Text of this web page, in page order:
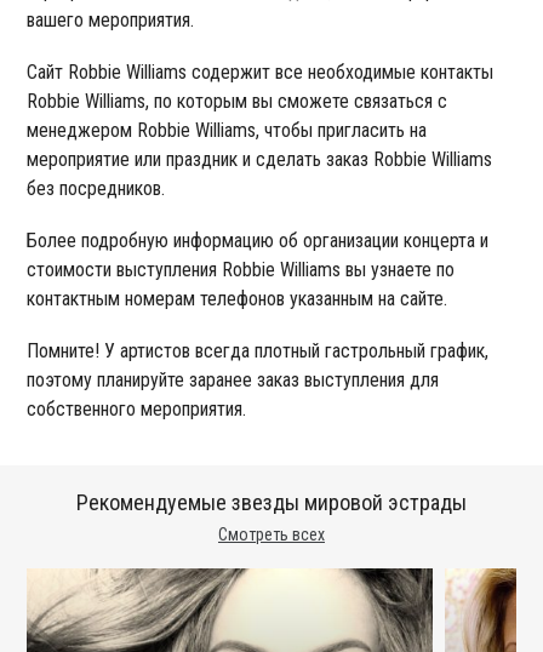
вашего мероприятия.
Сайт Robbie Williams содержит все необходимые контакты
Robbie Williams, по которым вы сможете связаться с
менеджером Robbie Williams, чтобы пригласить на
мероприятие или праздник и сделать заказ Robbie Williams
без посредников.
Более подробную информацию об организации концерта и
стоимости выступления Robbie Williams вы узнаете по
контактным номерам телефонов указанным на сайте.
Помните! У артистов всегда плотный гастрольный график,
поэтому планируйте заранее заказ выступления для
собственного мероприятия.
Смотреть всех
Рекомендуемые звезды мировой эстрады